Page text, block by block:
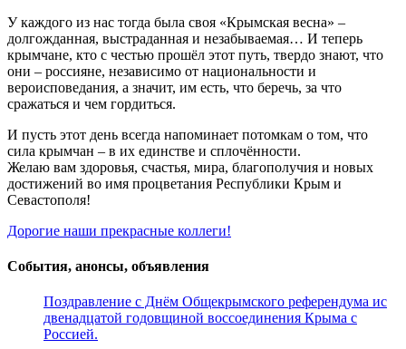
У каждого из нас тогда была своя «Крымская весна» –
долгожданная, выстраданная и незабываемая… И теперь
крымчане, кто с честью прошёл этот путь, твердо знают, что
они – россияне, независимо от национальности и
вероисповедания, а значит, им есть, что беречь, за что
сражаться и чем гордиться.
И пусть этот день всегда напоминает потомкам о том, что
сила крымчан – в их единстве и сплочённости.
Желаю вам здоровья, счастья, мира, благополучия и новых
достижений во имя процветания Республики Крым и
Севастополя!
Навигация
по
Дорогие наши прекрасные коллеги!
События, анонсы, объявления
Поздравление с Днём Общекрымского референдума ис
двенадцатой годовщиной воссоединения Крыма с
Россией.